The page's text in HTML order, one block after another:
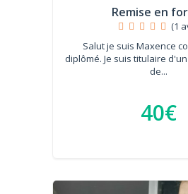
Remise en
(1
Salut je suis Maxence
diplômé. Je suis titulaire d'un
de...
40€